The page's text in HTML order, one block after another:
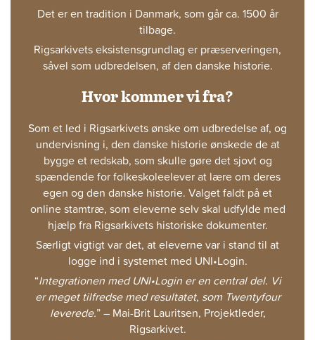
Det er en tradition i Danmark, som går ca. 1500 år
tilbage.
Rigsarkivets eksistensgrundlag er præserveringen,
såvel som udbredelsen, af den danske historie.
Hvor kommer vi fra?
Som et led i Rigsarkivets ønske om udbredelse af, og
undervisning i, den danske historie ønskede de at
bygge et redskab, som skulle gøre det sjovt og
spændende for folkeskoleelever at lære om deres
egen og den danske historie. Valget faldt på et
online stamtræ, som eleverne selv skal udfylde med
hjælp fra Rigsarkivets historiske dokumenter.
Særligt vigtigt var det, at eleverne var i stand til at
logge ind i systemet med UNI•Login.
“Integrationen med UNI•Login er en central del. Vi
er meget tilfredse med resultatet, som Twentyfour
leverede.” – Mai-Brit Lauritsen, Projektleder,
Rigsarkivet.